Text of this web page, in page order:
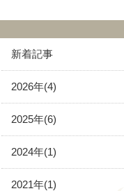
新着記事
2026年(4)
2025年(6)
2024年(1)
2021年(1)